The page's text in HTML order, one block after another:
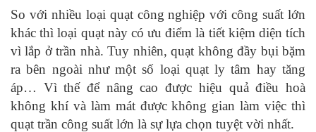
So với nhiều loại quạt công nghiệp với công suất lớn
khác thì loại quạt này có ưu điểm là tiết kiệm diện tích
vì lắp ở trần nhà. Tuy nhiên, quạt không đầy bụi bặm
ra bên ngoài như một số loại quạt ly tâm hay tăng
áp… Vì thế để nâng cao được hiệu quả điều hoà
không khí và làm mát được không gian làm việc thì
quạt trần công suất lớn là sự lựa chọn tuyệt vời nhất.